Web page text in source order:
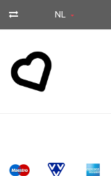
NL